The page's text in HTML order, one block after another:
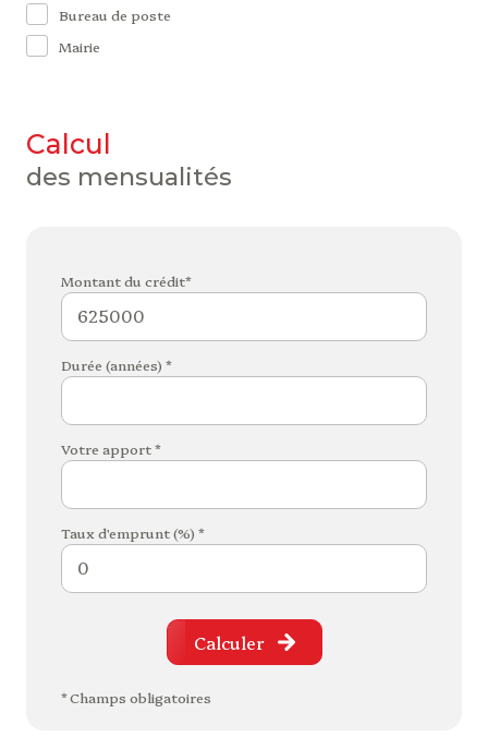
Bureau de poste
Mairie
calcul
des mensualités
Montant du crédit*
Durée (années) *
Votre apport *
Taux d'emprunt (%) *
Calculer
* Champs obligatoires